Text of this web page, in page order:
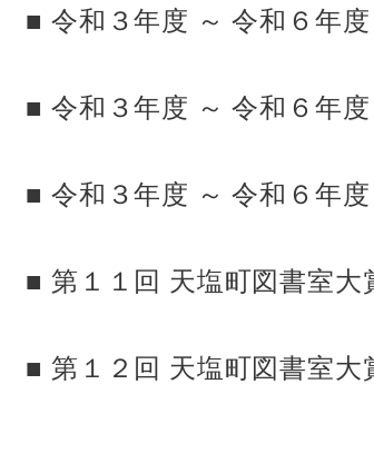
■ 令和３年度 ～ 令和６年
■ 令和３年度 ～ 令和６年
■ 令和３年度 ～ 令和６年
■ 第１１回 天塩町図書室大
■ 第１２回 天塩町図書室大